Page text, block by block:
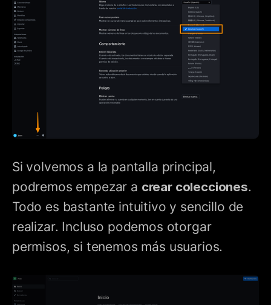
Si volvemos a la pantalla principal,
podremos empezar a crear colecciones.
Todo es bastante intuitivo y sencillo de
realizar. Incluso podemos otorgar
permisos, si tenemos más usuarios.